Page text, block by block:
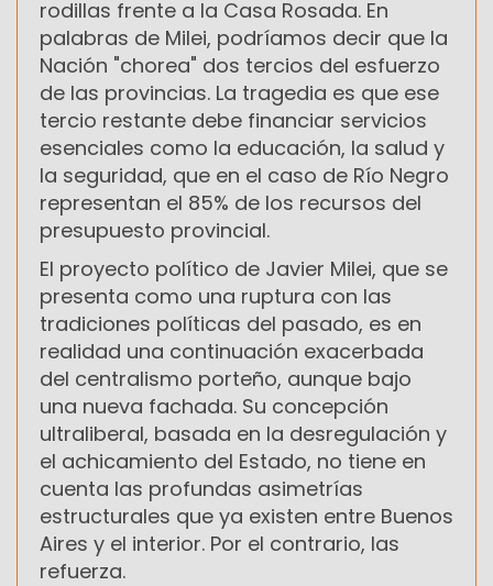
rodillas frente a la Casa Rosada. En
palabras de Milei, podríamos decir que la
Nación "chorea" dos tercios del esfuerzo
de las provincias. La tragedia es que ese
tercio restante debe financiar servicios
esenciales como la educación, la salud y
la seguridad, que en el caso de Río Negro
representan el 85% de los recursos del
presupuesto provincial.
El proyecto político de Javier Milei, que se
presenta como una ruptura con las
tradiciones políticas del pasado, es en
realidad una continuación exacerbada
del centralismo porteño, aunque bajo
una nueva fachada. Su concepción
ultraliberal, basada en la desregulación y
el achicamiento del Estado, no tiene en
cuenta las profundas asimetrías
estructurales que ya existen entre Buenos
Aires y el interior. Por el contrario, las
refuerza.